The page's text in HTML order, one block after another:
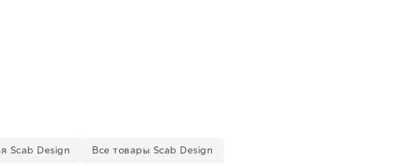
Scab Design Все товары Scab Design